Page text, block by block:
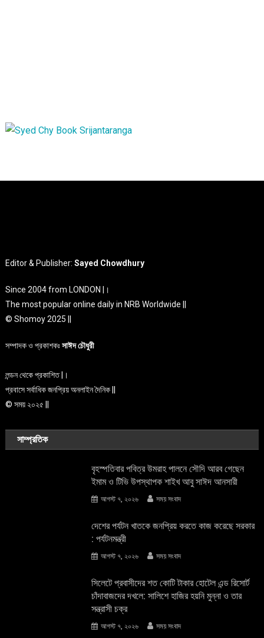
Editor & Publisher:Sayed Chowdhury
Since 2004 from LONDON |।
The most popular online daily in NRB Worldwide ||
© Shomoy 2025 ||
সম্পাদক ও প্রকাশকঃসাঈদ চৌধুরী
লন্ডন থেকে প্রকাশিত |।
প্রবাসে সর্বাধিক জনপ্রিয় অনলাইন দৈনিক ||
© সময় ২০২৫ ||
সাম্প্রতিক
বৃহস্পতিবার পবিত্র উমরাহ পালনে সৌদি আরব গেছেন
ইমাম ও টিভি উপস্থাপক শাইখ আবু সাঈদ আনসারী
আগস্ট ৭, ২০২৬ সময় সংবাদ
দেশের পর্যটন খাতকে জনপ্রিয় করতে কাজ করেছে সরকার
: পর্যটনমন্ত্রী
আগস্ট ৭, ২০২৬ সময় সংবাদ
সিলেটে প্রবাসীদের শত কোটি টাকার হোটেল এন্ড রিসোর্ট
চাঁদাবাজদের দখলে: সালিশে হাজির হয়নি মুন্না ও তার
সন্ত্রাসী চক্র
আগস্ট ৭, ২০২৬ সময় সংবাদ